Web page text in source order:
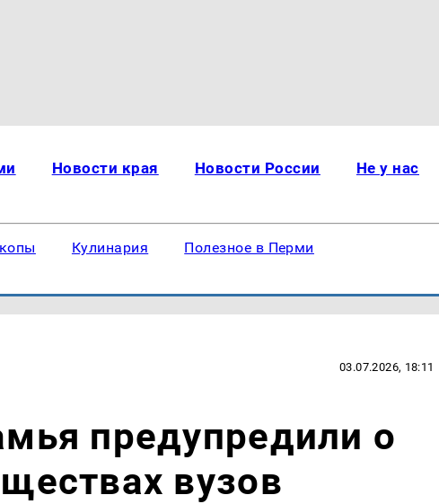
Новости края Новости России Не у нас
Кулинария Полезное в Перми
03.07.2026, 18:11
предупредили о
вузов